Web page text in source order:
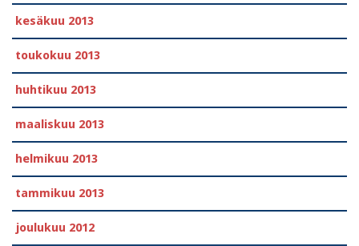
kesäkuu 2013
toukokuu 2013
huhtikuu 2013
maaliskuu 2013
helmikuu 2013
tammikuu 2013
joulukuu 2012